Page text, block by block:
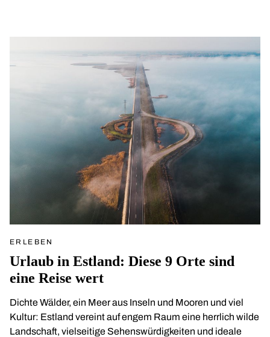
ERLEBEN
Urlaub in Estland: Diese 9 Orte sind
eine Reise wert
Dichte Wälder, ein Meer aus Inseln und Mooren und viel
Kultur: Estland vereint auf engem Raum eine herrlich wilde
Landschaft, vielseitige Sehenswürdigkeiten und ideale